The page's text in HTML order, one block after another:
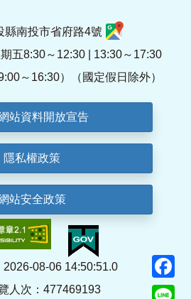
縣南投市省府路4號
五8:30～12:30 | 13:30～17:30
～16:30）（國定假日除外）
站資料開放宣告
隱私權政策
站安全政策
2026-08-06 14:50:51.0
人次：477469193